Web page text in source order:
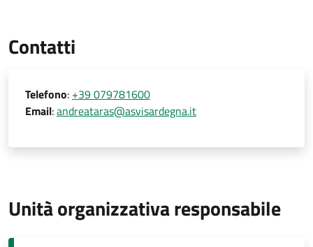
Contatti
Telefono: +39 079781600
Email:andreataras@asvisardegna.it
Unità organizzativa responsabile